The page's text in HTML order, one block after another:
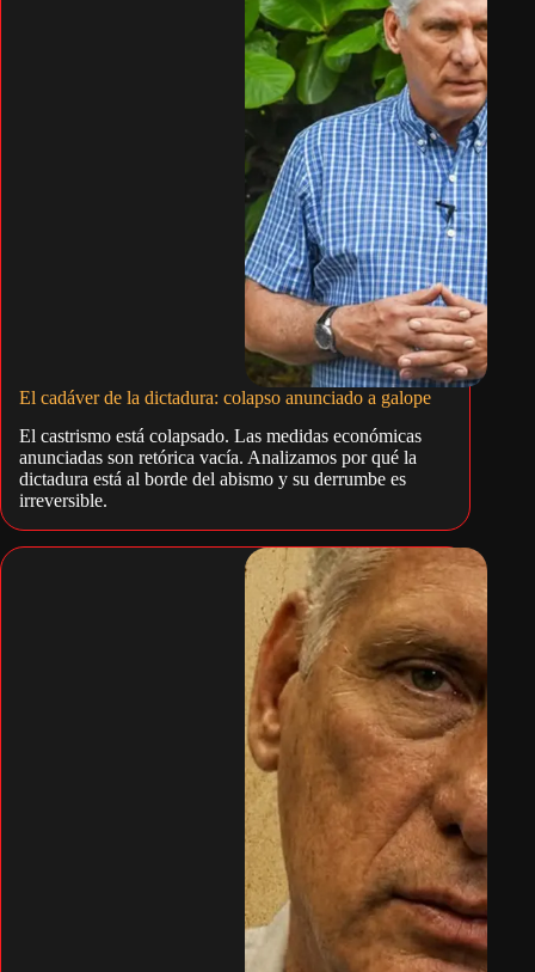
El cadáver de la dictadura: colapso anunciado a galope
El castrismo está colapsado. Las medidas económicas
anunciadas son retórica vacía. Analizamos por qué la
dictadura está al borde del abismo y su derrumbe es
irreversible.